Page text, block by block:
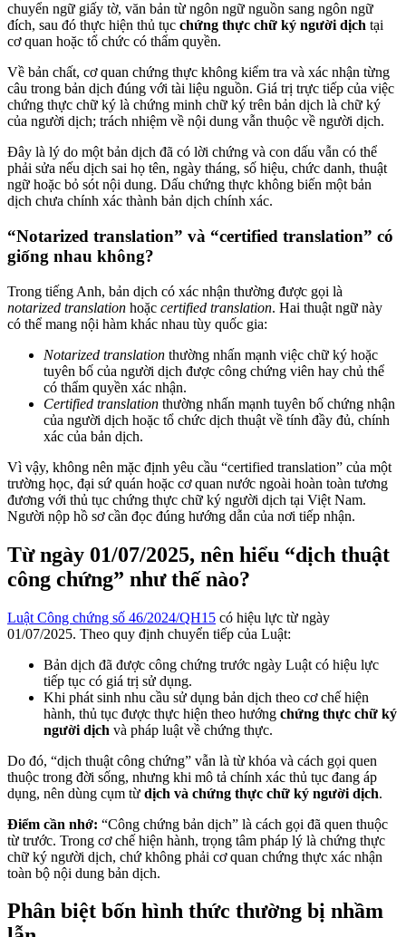
chuyển ngữ giấy tờ, văn bản từ ngôn ngữ nguồn sang ngôn ngữ
đích, sau đó thực hiện thủ tục chứng thực chữ ký người dịch tại
cơ quan hoặc tổ chức có thẩm quyền.
Về bản chất, cơ quan chứng thực không kiểm tra và xác nhận từng
câu trong bản dịch đúng với tài liệu nguồn. Giá trị trực tiếp của việc
chứng thực chữ ký là chứng minh chữ ký trên bản dịch là chữ ký
của người dịch; trách nhiệm về nội dung vẫn thuộc về người dịch.
Đây là lý do một bản dịch đã có lời chứng và con dấu vẫn có thể
phải sửa nếu dịch sai họ tên, ngày tháng, số hiệu, chức danh, thuật
ngữ hoặc bỏ sót nội dung. Dấu chứng thực không biến một bản
dịch chưa chính xác thành bản dịch chính xác.
“Notarized translation” và “certified translation” có
giống nhau không?
Trong tiếng Anh, bản dịch có xác nhận thường được gọi là
notarized translation hoặc certified translation. Hai thuật ngữ này
có thể mang nội hàm khác nhau tùy quốc gia:
Notarized translation thường nhấn mạnh việc chữ ký hoặc
tuyên bố của người dịch được công chứng viên hay chủ thể
có thẩm quyền xác nhận.
Certified translation thường nhấn mạnh tuyên bố chứng nhận
của người dịch hoặc tổ chức dịch thuật về tính đầy đủ, chính
xác của bản dịch.
Vì vậy, không nên mặc định yêu cầu “certified translation” của một
trường học, đại sứ quán hoặc cơ quan nước ngoài hoàn toàn tương
đương với thủ tục chứng thực chữ ký người dịch tại Việt Nam.
Người nộp hồ sơ cần đọc đúng hướng dẫn của nơi tiếp nhận.
Từ ngày 01/07/2025, nên hiểu “dịch thuật
công chứng” như thế nào?
Luật Công chứng số 46/2024/QH15 có hiệu lực từ ngày
01/07/2025. Theo quy định chuyển tiếp của Luật:
Bản dịch đã được công chứng trước ngày Luật có hiệu lực
tiếp tục có giá trị sử dụng.
Khi phát sinh nhu cầu sử dụng bản dịch theo cơ chế hiện
hành, thủ tục được thực hiện theo hướng chứng thực chữ ký
người dịch và pháp luật về chứng thực.
Do đó, “dịch thuật công chứng” vẫn là từ khóa và cách gọi quen
thuộc trong đời sống, nhưng khi mô tả chính xác thủ tục đang áp
dụng, nên dùng cụm từ dịch và chứng thực chữ ký người dịch.
Điểm cần nhớ: “Công chứng bản dịch” là cách gọi đã quen thuộc
từ trước. Trong cơ chế hiện hành, trọng tâm pháp lý là chứng thực
chữ ký người dịch, chứ không phải cơ quan chứng thực xác nhận
toàn bộ nội dung bản dịch.
Phân biệt bốn hình thức thường bị nhầm